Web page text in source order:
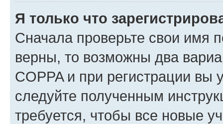
Я только что
Сначала проверьте свои имя
верны, то возможны два
COPPA и при регистрации вы
следуйте полученным
требуется, чтобы все новые